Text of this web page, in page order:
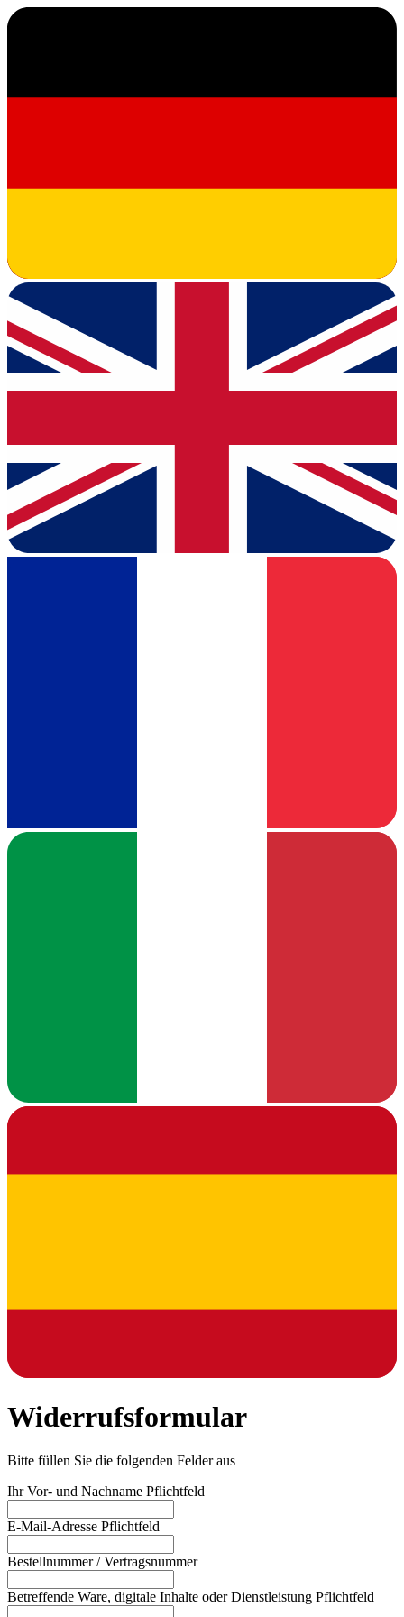
Widerrufsformular
Bitte füllen Sie die folgenden Felder aus
Ihr Vor- und Nachname Pflichtfeld
E-Mail-Adresse Pflichtfeld
Bestellnummer / Vertragsnummer
Betreffende Ware, digitale Inhalte oder Dienstleistung Pflichtfeld